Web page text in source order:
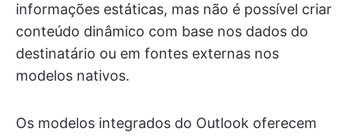
informações estáticas, mas não é possível criar
conteúdo dinâmico com base nos dados do
destinatário ou em fontes externas nos
modelos nativos.
Os modelos integrados do Outlook oferecem